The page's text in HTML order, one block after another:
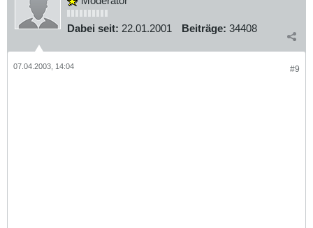
Dabei seit: 22.01.2001 Beiträge: 34408
#9
07.04.2003, 14:04